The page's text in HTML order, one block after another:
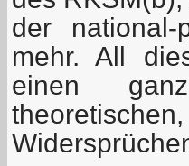
der national-
mehr. All
einen